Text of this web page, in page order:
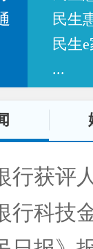
民生
民生e
...
行获评
科技金融案